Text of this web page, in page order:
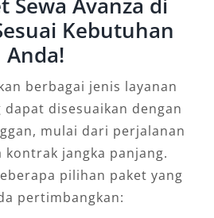
sebagai mitra perjalanan
menyediakan rental
yang profesional
Anda di Jayapura
pelayanan ramah, serta
setiap kebutuhan — dari
hingga ekspedisi bisnis.
Kebutuhan
Anda!
berbagai jenis layanan
dapat disesuaikan dengan
mulai dari perjalanan
kontrak jangka panjang.
pilihan paket yang
pertimbangkan: